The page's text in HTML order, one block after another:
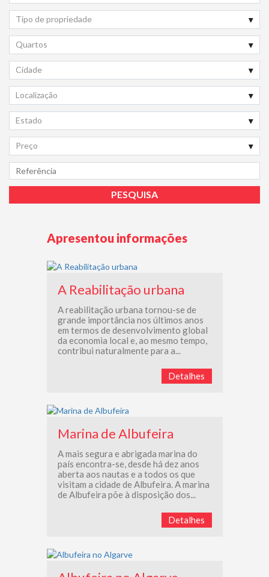
Tipo de propriedade
Quartos
Cidade
Localização
Estado
Preço
Apresentou informações
A Reabilitação urbana
A reabilitação urbana tornou-se de
grande importância nos últimos anos
em termos de desenvolvimento global
da economia local e, ao mesmo tempo,
contribui naturalmente para a...
Detalhes
Marina de Albufeira
A mais segura e abrigada marina do
país encontra-se, desde há dez anos
aberta aos nautas e a todos os que
visitam a cidade de Albufeira. A marina
de Albufeira põe à disposição dos...
Detalhes